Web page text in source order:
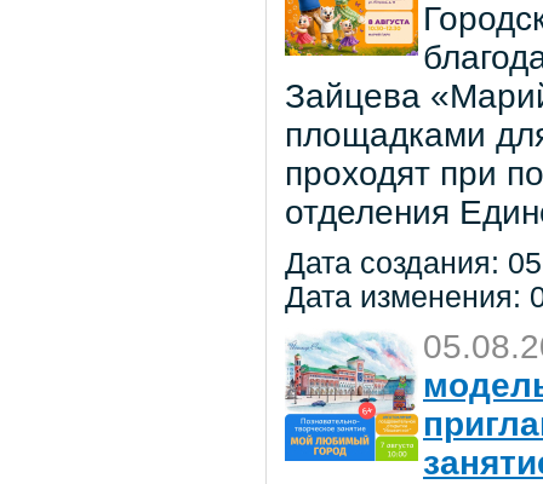
Зайцева
площадками
проходят при
отделения
Дата создания:
Дата изменения: